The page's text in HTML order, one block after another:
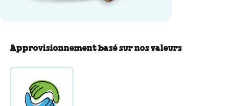
Approvisionnement basé sur nos valeurs